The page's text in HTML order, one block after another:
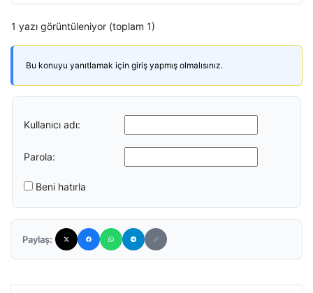
1 yazı görüntüleniyor (toplam 1)
Bu konuyu yanıtlamak için giriş yapmış olmalısınız.
Kullanıcı adı:
Parola:
Beni hatırla
Paylaş: